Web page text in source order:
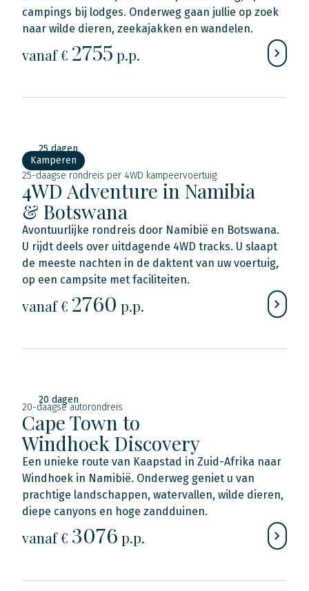
campings bij lodges. Onderweg gaan jullie op zoek
naar wilde dieren, zeekajakken en wandelen.
vanaf € 2755 p.p.
25 dagen
Kamperen
25-daagse rondreis per 4WD kampeervoertuig
4WD Adventure in Namibia
& Botswana
Avontuurlijke rondreis door Namibië en Botswana.
U rijdt deels over uitdagende 4WD tracks. U slaapt
de meeste nachten in de daktent van uw voertuig,
op een campsite met faciliteiten.
vanaf € 2760 p.p.
20 dagen
20-daagse autorondreis
Cape Town to
Windhoek Discovery
Een unieke route van Kaapstad in Zuid-Afrika naar
Windhoek in Namibië. Onderweg geniet u van
prachtige landschappen, watervallen, wilde dieren,
diepe canyons en hoge zandduinen.
vanaf € 3076 p.p.